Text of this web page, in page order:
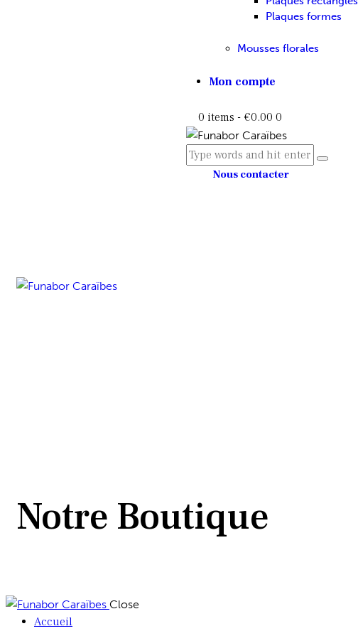
Plaques formes
Mousses florales
Mon compte
0 items - €0.00 0
Nous contacter
Notre Boutique
Close
Accueil